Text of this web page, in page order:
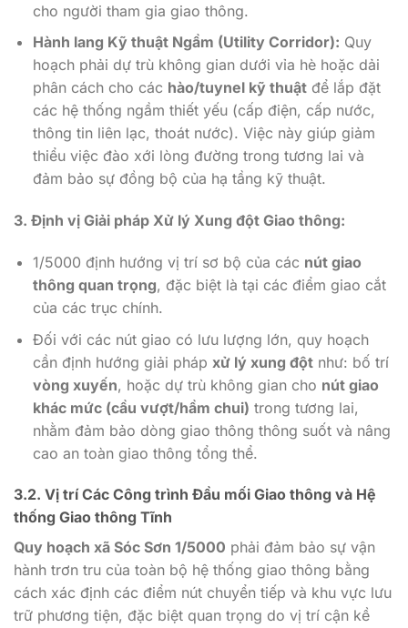
cho người tham gia giao thông.
Hành lang Kỹ thuật Ngầm (Utility Corridor): Quy
hoạch phải dự trù không gian dưới vỉa hè hoặc dải
phân cách cho các hào/tuynel kỹ thuậtđể lắp đặt
các hệ thống ngầm thiết yếu (cấp điện, cấp nước,
thông tin liên lạc, thoát nước). Việc này giúp giảm
thiểu việc đào xới lòng đường trong tương lai và
đảm bảo sự đồng bộ của hạ tầng kỹ thuật.
3. Định vị Giải pháp Xử lý Xung đột Giao thông:
1/5000 định hướng vị trí sơ bộ của các nút giao
thông quan trọng, đặc biệt là tại các điểm giao cắt
của các trục chính.
Đối với các nút giao có lưu lượng lớn, quy hoạch
cần định hướng giải pháp xử lý xung độtnhư: bố trí
vòng xuyến, hoặc dự trù không gian cho nút giao
khác mức (cầu vượt/hầm chui) trong tương lai,
nhằm đảm bảo dòng giao thông thông suốt và nâng
cao an toàn giao thông tổng thể.
3.2. Vị trí Các Công trình Đầu mối Giao thông và Hệ
thống Giao thông Tĩnh
Quy hoạch xã Sóc Sơn 1/5000 phải đảm bảo sự vận
hành trơn tru của toàn bộ hệ thống giao thông bằng
cách xác định các điểm nút chuyển tiếp và khu vực lưu
trữ phương tiện, đặc biệt quan trọng do vị trí cận kề